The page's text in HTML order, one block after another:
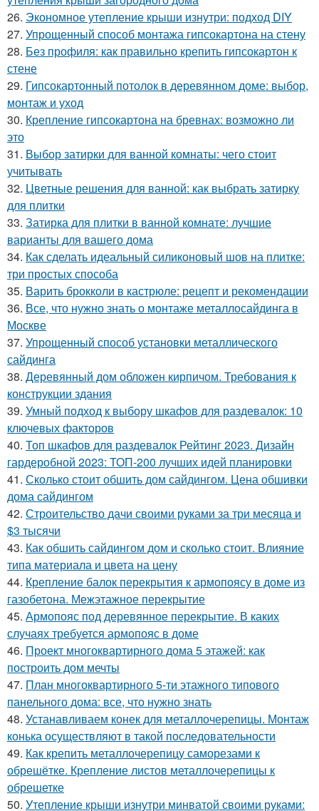
26. Экономное утепление крыши изнутри: подход DIY
27. Упрощенный способ монтажа гипсокартона на стену
28. Без профиля: как правильно крепить гипсокартон к
стене
29. Гипсокартонный потолок в деревянном доме: выбор,
монтаж и уход
30. Крепление гипсокартона на бревнах: возможно ли
это
31. Выбор затирки для ванной комнаты: чего стоит
учитывать
32. Цветные решения для ванной: как выбрать затирку
для плитки
33. Затирка для плитки в ванной комнате: лучшие
варианты для вашего дома
34. Как сделать идеальный силиконовый шов на плитке:
три простых способа
35. Варить брокколи в кастрюле: рецепт и рекомендации
36. Все, что нужно знать о монтаже металлосайдинга в
Москве
37. Упрощенный способ установки металлического
сайдинга
38. Деревянный дом обложен кирпичом. Требования к
конструкции здания
39. Умный подход к выбору шкафов для раздевалок: 10
ключевых факторов
40. Топ шкафов для раздевалок Рейтинг 2023. Дизайн
гардеробной 2023: ТОП-200 лучших идей планировки
41. Сколько стоит обшить дом сайдингом. Цена обшивки
дома сайдингом
42. Строительство дачи своими руками за три месяца и
$3 тысячи
43. Как обшить сайдингом дом и сколько стоит. Влияние
типа материала и цвета на цену
44. Крепление балок перекрытия к армопоясу в доме из
газобетона. Межэтажное перекрытие
45. Армопояс под деревянное перекрытие. В каких
случаях требуется армопояс в доме
46. Проект многоквартирного дома 5 этажей: как
построить дом мечты
47. План многоквартирного 5-ти этажного типового
панельного дома: все, что нужно знать
48. Устанавливаем конек для металлочерепицы. Монтаж
конька осуществляют в такой последовательности
49. Как крепить металлочерепицу саморезами к
обрешётке. Крепление листов металлочерепицы к
обрешетке
50. Утепление крыши изнутри минватой своими руками: